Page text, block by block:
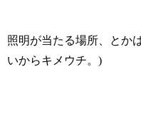
照明が当たる場所、とか
いからキメウチ。)